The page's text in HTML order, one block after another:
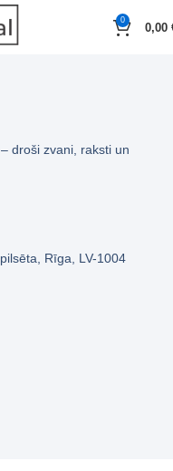
0
0,00
droši zvani, raksti un
Rīga, LV-1004